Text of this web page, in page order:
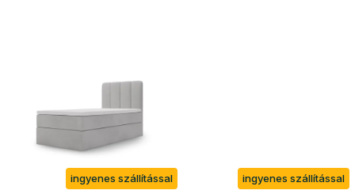
ingyenes szállítással
ingyenes szállítással